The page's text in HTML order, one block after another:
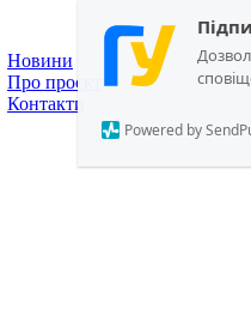
Powered by
Новини
Про проєкт
Контакти